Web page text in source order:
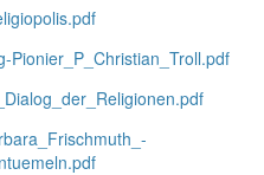
Pionier_P_Christian_Troll.pdf